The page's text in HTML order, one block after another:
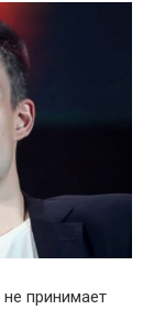
принимает